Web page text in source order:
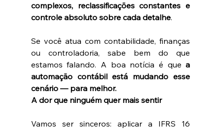
complexos, reclassificações constantes e
controle absoluto sobre cada detalhe.
Se você atua com contabilidade, finanças
ou controladoria, sabe bem do que
estamos falando. A boa notícia é que a
automação contábil está mudando esse
cenário — para melhor.
A dor que ninguém quer mais sentir
Vamos ser sinceros: aplicar a IFRS 16